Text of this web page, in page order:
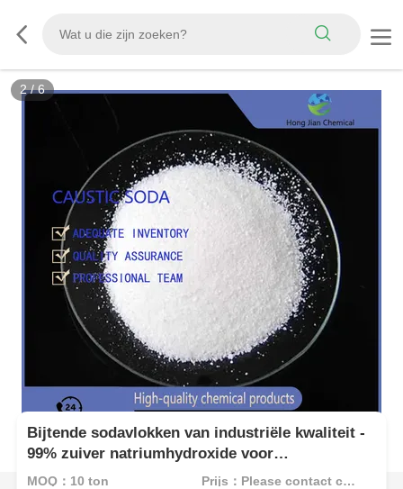
2/6
Bijtende sodavlokken van industriële kwaliteit -
99% zuiver natriumhydroxide voor
waterbehandeling en pH-aanpassing
MOQ：10 ton Prijs：Please contact customer service